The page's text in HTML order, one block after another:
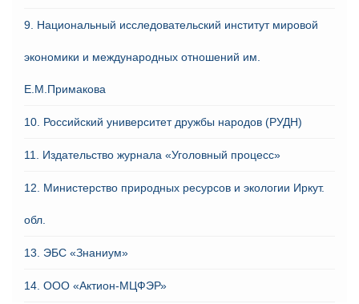
9. Национальный исследовательский институт мировой
экономики и международных отношений им.
Е.М.Примакова
10. Российский университет дружбы народов (РУДН)
11. Издательство журнала «Уголовный процесс»
12. Министерство природных ресурсов и экологии Иркут.
обл.
13. ЭБС «Знаниум»
14. ООО «Актион-МЦФЭР»